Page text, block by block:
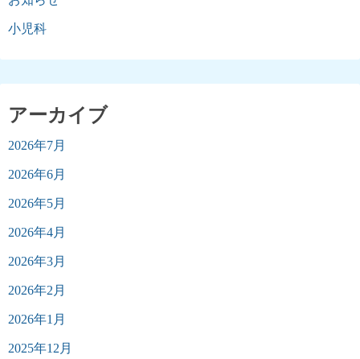
小児科
アーカイブ
2026年7月
2026年6月
2026年5月
2026年4月
2026年3月
2026年2月
2026年1月
2025年12月